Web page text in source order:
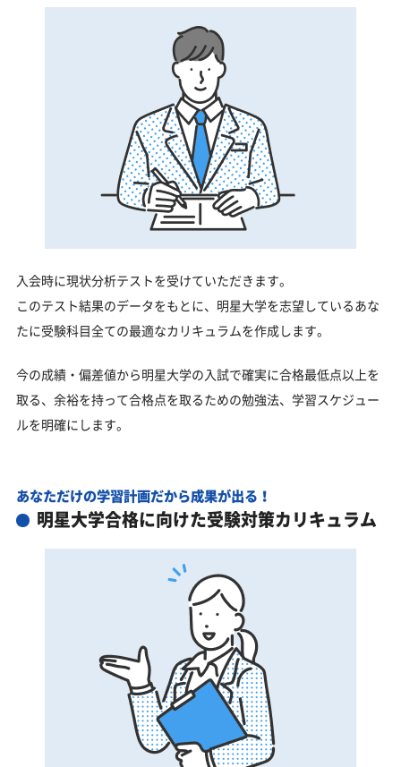
入会時に現状分析テストを受けていただきます。
このテスト結果のデータをもとに、明星大学を志望しているあな
たに受験科目全ての最適なカリキュラムを作成します。
今の成績・偏差値から明星大学の入試で確実に合格最低点以上を
取る、余裕を持って合格点を取るための勉強法、学習スケジュー
ルを明確にします。
あなただけの学習計画だから成果が出る！
明星大学合格に向けた受験対策カリキュラム